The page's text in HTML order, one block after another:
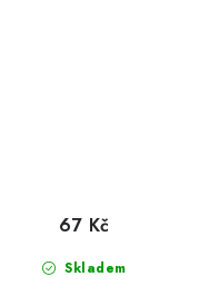
Skladem
67 Kč